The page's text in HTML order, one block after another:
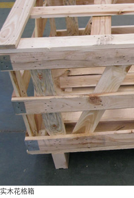
实木花格箱